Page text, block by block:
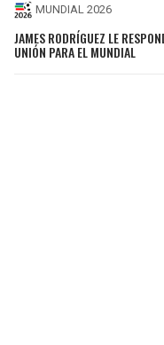
MUNDIAL 2026
JAMES RODRÍGUEZ LE
UNIÓN PARA EL MUNDIAL